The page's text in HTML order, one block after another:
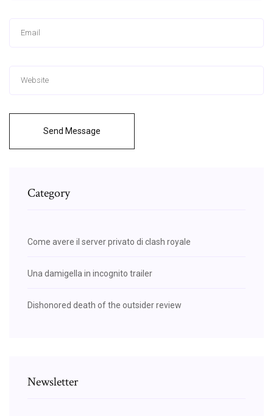
Send Message
Category
Come avere il server privato di clash royale
Una damigella in incognito trailer
Dishonored death of the outsider review
Newsletter